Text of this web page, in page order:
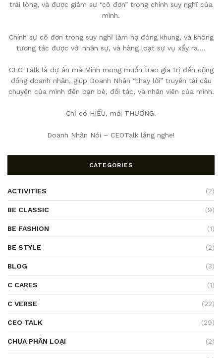
trải lòng, và được giảm sự “cô đơn” trong chính suy nghĩ của
mình.
Chính sự cô đơn trong suy nghĩ làm họ đóng khung, và không
tương tác được với nhân sự, và hàng loạt sự vụ xẩy ra….
CEO Talk là dự án mà Minh mong muốn trao gía trị đến cộng
đồng doanh nhân, giúp Doanh Nhân “thay lời” truyền tải câu
chuyện của mình đến bạn bè, đối tác, và nhân viên của mình.
Chỉ có HIỂU, mới THƯƠNG.
Doanh Nhân Nói – CEOTalk lắng nghe!
CATEGORIES
ACTIVITIES (2)
BE CLASSIC (9)
BE FASHION (1)
BE STYLE (2)
BLOG (3)
C CARES (1)
C VERSE (22)
CEO TALK (29)
CHƯA PHÂN LOẠI (2)